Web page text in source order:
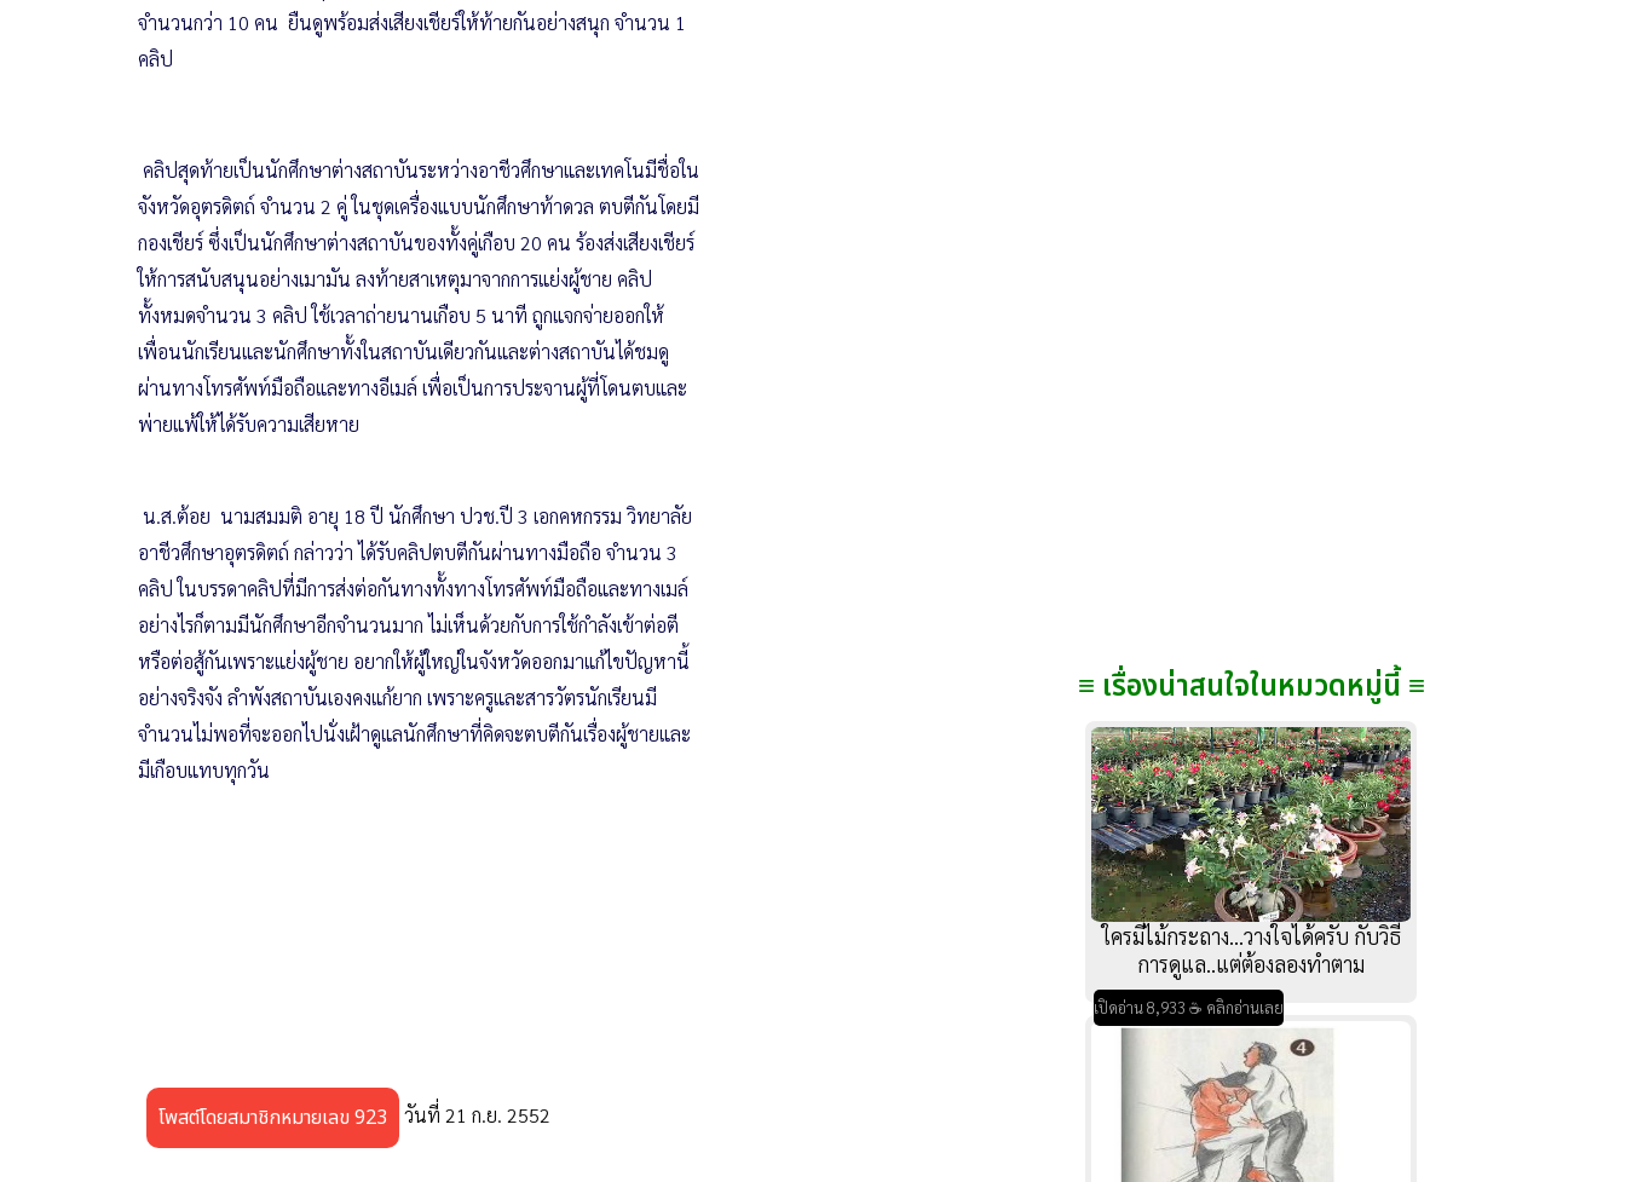
จำนวนกว่า 10 คน ยืนดูพร้อมส่งเสียงเชียร์ให้ท้ายกันอย่างสนุก จำนวน 1
คลิป
คลิปสุดท้ายเป็นนักศึกษาต่างสถาบันระหว่างอาชีวศึกษาและเทคโนมีชื่อใน
จังหวัดอุตรดิตถ์ จำนวน 2 คู่ ในชุดเครื่องแบบนักศึกษาท้าดวล ตบตีกันโดยมี
กองเชียร์ ซึ่งเป็นนักศึกษาต่างสถาบันของทั้งคู่เกือบ 20 คน ร้องส่งเสียงเชียร์
ให้การสนับสนุนอย่างเมามัน ลงท้ายสาเหตุมาจากการแย่งผู้ชาย คลิป
ทั้งหมดจำนวน 3 คลิป ใช้เวลาถ่ายนานเกือบ 5 นาที ถูกแจกจ่ายออกให้
เพื่อนนักเรียนและนักศึกษาทั้งในสถาบันเดียวกันและต่างสถาบันได้ชมดู
ผ่านทางโทรศัพท์มือถือและทางอีเมล์ เพื่อเป็นการประจานผู้ที่โดนตบและ
พ่ายแพ้ให้ได้รับความเสียหาย
น.ส.ต้อย นามสมมติ อายุ 18 ปี นักศึกษา ปวช.ปี 3 เอกคหกรรม วิทยาลัย
อาชีวศึกษาอุตรดิตถ์ กล่าวว่า ได้รับคลิปตบตีกันผ่านทางมือถือ จำนวน 3
คลิป ในบรรดาคลิปที่มีการส่งต่อกันทางทั้งทางโทรศัพท์มือถือและทางเมล์
อย่างไรก็ตามมีนักศึกษาอีกจำนวนมาก ไม่เห็นด้วยกับการใช้กำลังเข้าต่อตี
หรือต่อสู้กันเพราะแย่งผู้ชาย อยากให้ผู้ใหญ่ในจังหวัดออกมาแก้ไขปัญหานี้
อย่างจริงจัง ลำพังสถาบันเองคงแก้ยาก เพราะครูและสารวัตรนักเรียนมี
จำนวนไม่พอที่จะออกไปนั่งเฝ้าดูแลนักศึกษาที่คิดจะตบตีกันเรื่องผู้ชายและ
มีเกือบแทบทุกวัน
โพสต์โดยสมาชิกหมายเลข 923 วันที่ 21 ก.ย. 2552
≡ เรื่องน่าสนใจในหมวดหมู่นี้ ≡
ใครมีไม้กระถาง...วางใจได้ครับ กับวิธี
การดูแล..แต่ต้องลองทำตาม
เปิดอ่าน 8,933 ☕ คลิกอ่านเลย